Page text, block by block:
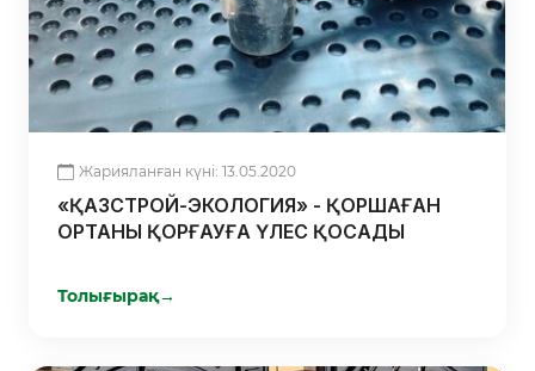
Жарияланған күні: 13.05.2020
«ҚАЗСТРОЙ-ЭКОЛОГИЯ» - ҚОРШАҒАН
ОРТАНЫ ҚОРҒАУҒА ҮЛЕС ҚОСАДЫ
Толығырақ→